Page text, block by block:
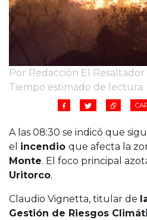
Por Redacción El Resaltador
Tiempo estimado de lectura:
A las 08:30 se indicó que
el incendio que afecta la
Monte. El foco principal
Uritorco.
Claudio Vignetta, titular de
Gestión de Riesgos